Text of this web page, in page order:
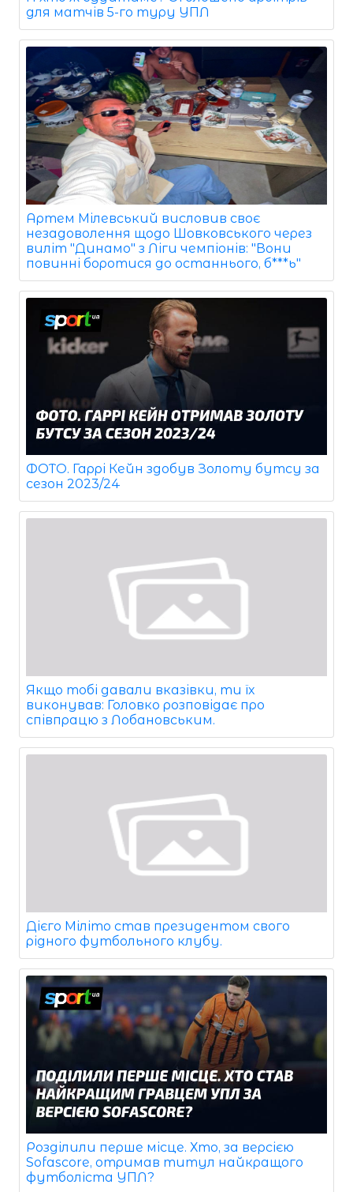
для матчів 5-го туру УПЛ
Артем Мілевський висловив своє
незадоволення щодо Шовковського через
виліт "Динамо" з Ліги чемпіонів: "Вони
повинні боротися до останнього, б***ь"
ФОТО. Гаррі Кейн здобув Золоту бутсу за
сезон 2023/24
Якщо тобі давали вказівки, ти їх
виконував: Головко розповідає про
співпрацю з Лобановським.
Дієго Міліто став президентом свого
рідного футбольного клубу.
Розділили перше місце. Хто, за версією
Sofascore, отримав титул найкращого
футболіста УПЛ?